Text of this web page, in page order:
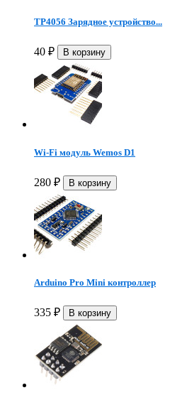
TP4056 Зарядное устройство...
40 ₽
Wi-Fi модуль Wemos D1
280 ₽
Arduino Pro Mini контроллер
335 ₽